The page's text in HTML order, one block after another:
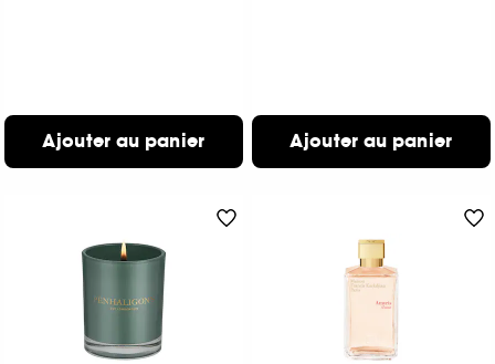
Ajouter au panier Ajouter au panier